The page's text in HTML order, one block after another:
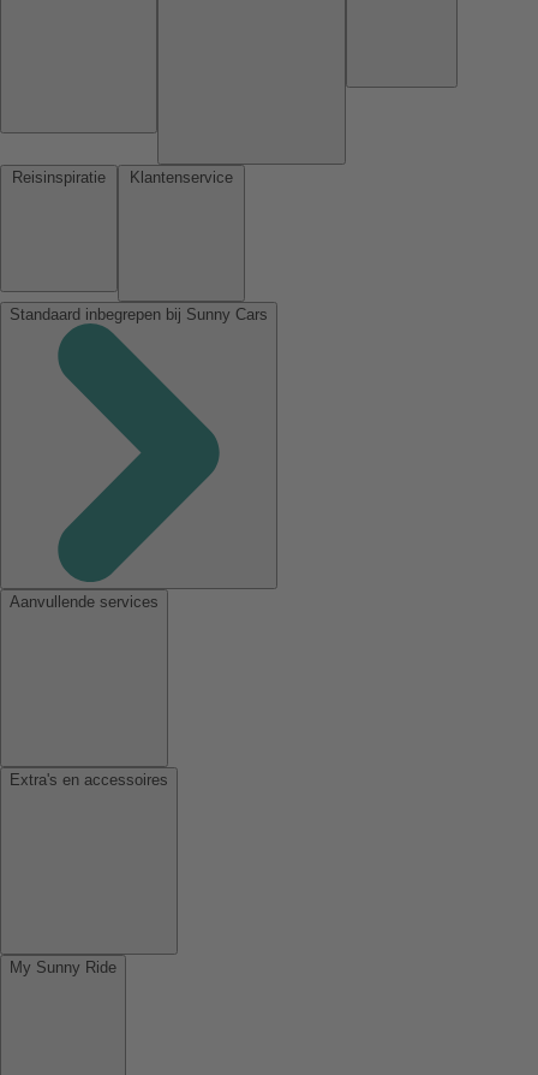
Standaard inbegrepen bij Sunny Cars
Aanvullende services
Extra's en accessoires
My Sunny Ride